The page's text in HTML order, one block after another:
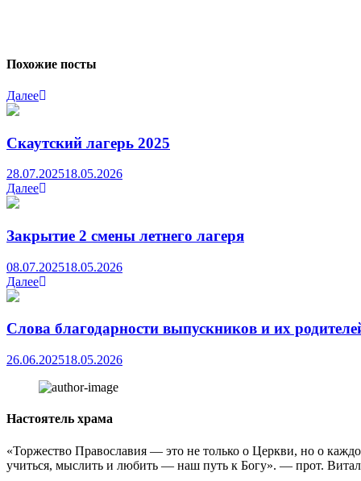
Похожие посты
Далее
Скаутский лагерь 2025
28.07.202518.05.2026
Далее
Закрытие 2 смены летнего лагеря
08.07.202518.05.2026
Далее
Слова благодарности выпускников и их
26.06.202518.05.2026
Настоятель храма
«Торжество Православия — это не только о Церкви, но о
учиться, мыслить и любить — наш путь к Богу». — прот.